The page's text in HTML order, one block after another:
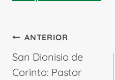
Navegación
de
entradas
ANTERIOR
San Dionisio de
Corinto: Pastor